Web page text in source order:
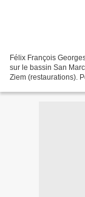
Félix François
sur le bassin San
Ziem (restaurations).